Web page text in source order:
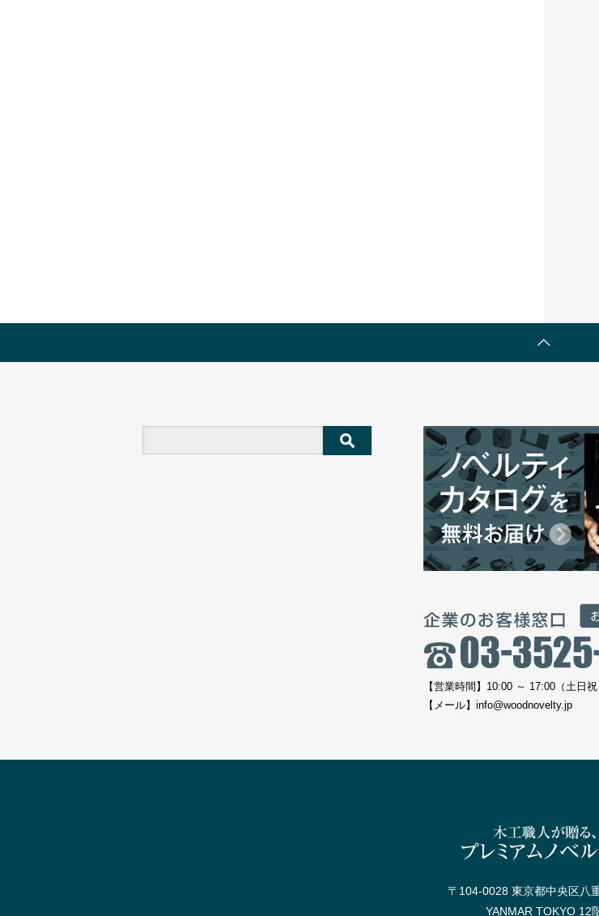
【営業時間】10:00 ～ 17:00（土日祝
【メール】 info@woodnovelty.jp
〒104-0028 東京都中央区八
YANMAR TOKYO 12